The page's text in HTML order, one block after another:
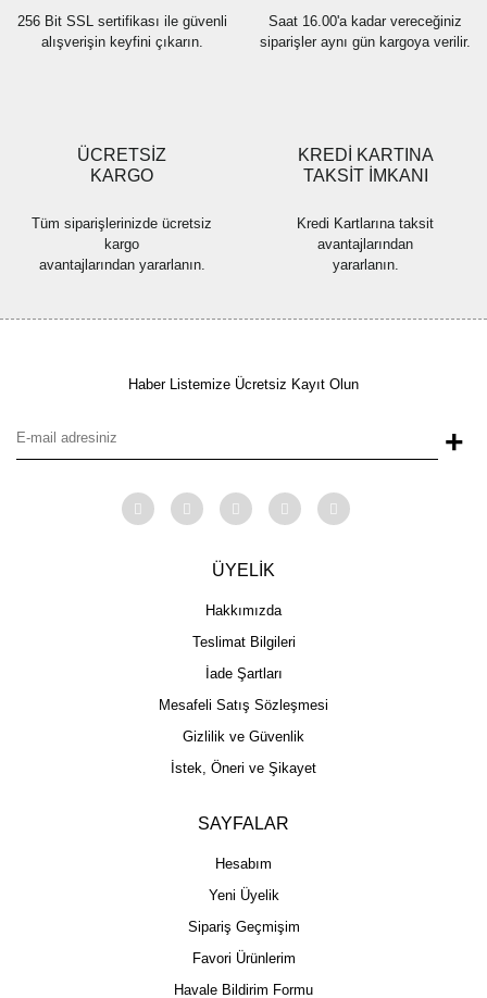
256 Bit SSL sertifikası ile güvenli
alışverişin keyfini çıkarın.
Saat 16.00'a kadar vereceğiniz
siparişler aynı gün kargoya verilir.
ÜCRETSİZ
KARGO
Tüm siparişlerinizde ücretsiz
kargo
avantajlarından yararlanın.
KREDİ KARTINA
TAKSİT İMKANI
Kredi Kartlarına taksit
avantajlarından
yararlanın.
Haber Listemize Ücretsiz Kayıt Olun
+
ÜYELİK
Hakkımızda
Teslimat Bilgileri
İade Şartları
Mesafeli Satış Sözleşmesi
Gizlilik ve Güvenlik
İstek, Öneri ve Şikayet
SAYFALAR
Hesabım
Yeni Üyelik
Sipariş Geçmişim
Favori Ürünlerim
Havale Bildirim Formu